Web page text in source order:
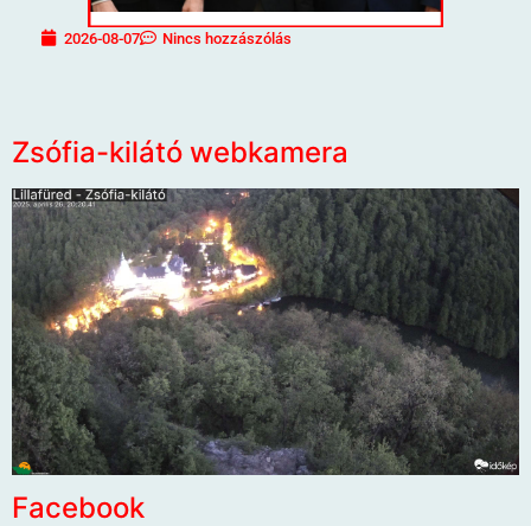
2026-08-07 Nincs hozzászólás
Zsófia-kilátó webkamera
Facebook